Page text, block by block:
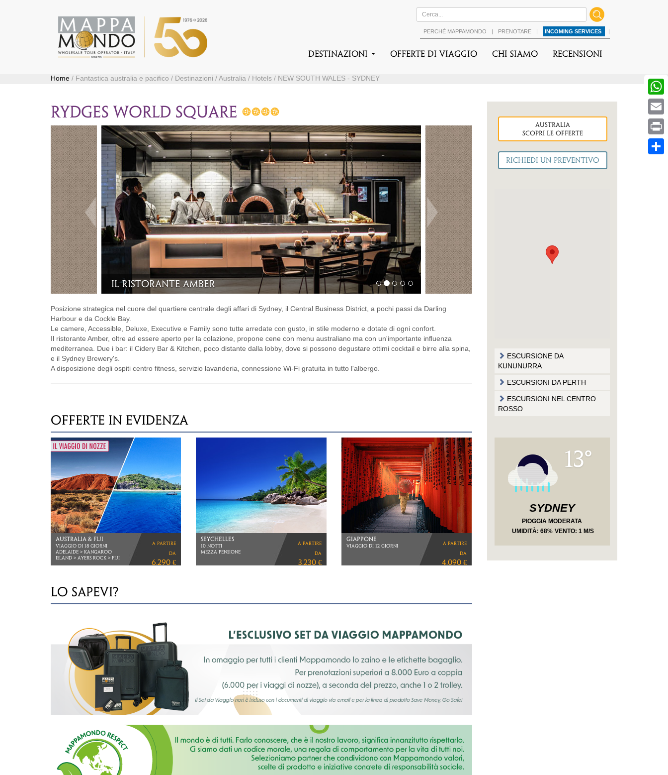
PERCHÉ MAPPAMONDO | PRENOTARE | INCOMING SERVICES |
DESTINAZIONI Offerte di viaggio Chi Siamo Recensioni
Home / Fantastica australia e pacifico / Destinazioni / Australia / Hotels / NEW SOUTH WALES - SYDNEY
RYDGES WORLD SQUARE
Camera Deluxe
Precedente Successiva
Posizione strategica nel cuore del quartiere centrale degli affari di Sydney, il Central Business District, a pochi passi da Darling
Harbour e da Cockle Bay.
Le camere, Accessible, Deluxe, Executive e Family sono tutte arredate con gusto, in stile moderno e dotate di ogni confort.
Il ristorante Amber, oltre ad essere aperto per la colazione, propone cene con menu australiano ma con un'importante influenza
mediterranea. Due i bar: il Cidery Bar & Kitchen, poco distante dalla lobby, dove si possono degustare ottimi cocktail e birre alla spina,
e il Sydney Brewery's.
A disposizione degli ospiti centro fitness, servizio lavanderia, connessione Wi-Fi gratuita in tutto l'albergo.
OFFERTE IN EVIDENZA
COLOMBIA
VIAGGIO DI 15 GIORNI
a partire
da
4.560 €
MALESIA
2 NOTTI KUALA LUMPUR
5 NOTTI REDANG
a partire
da
2.570 €
COREA DEL SUD
VIAGGIO DI 11 GIORNI
a partire
da
3.450 €
LO SAPEVI?
australia
Scopri le OFFERTE
ESCURSIONE DA
KUNUNURRA
ESCURSIONI DA PERTH
ESCURSIONI NEL CENTRO
ROSSO
13°
SYDNEY
PIOGGIA MODERATA
UMIDITÀ: 68% VENTO: 1 M/S